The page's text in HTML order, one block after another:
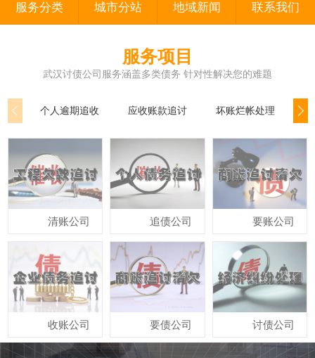
服务分类 城市分站 地域新闻 联系我们
服务项目
武汉讨债公司服务涵盖多类债务 针对性解决您的难题
个人逾期追收 应收账款追讨 坏账烂帐处理
清账公司
收账公司
追债公司
要债公司
要账公司
讨债公司